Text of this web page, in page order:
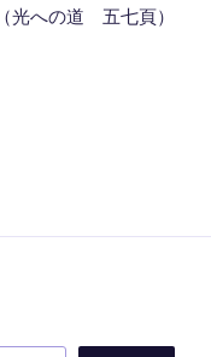
（光への道 五七頁）